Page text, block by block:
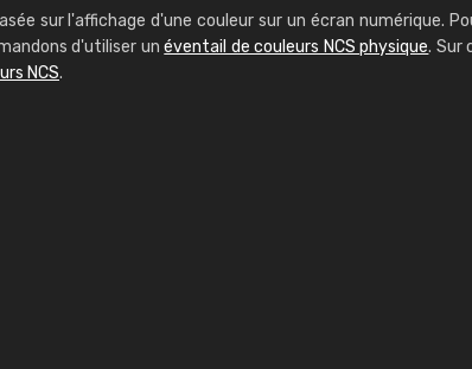
sur l'affichage d'une couleur sur un écran numérique.
d'utiliser unéventail de couleurs NCS physique. Sur
NCS.